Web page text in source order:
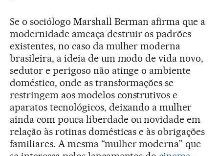
Se o sociólogo Marshall Berman afirma que a
modernidade ameaça destruir os padrões
existentes, no caso da mulher moderna
brasileira, a ideia de um modo de vida novo,
sedutor e perigoso não atinge o ambiente
doméstico, onde as transformações se
restringem aos modelos construtivos e
aparatos tecnológicos, deixando a mulher
ainda com pouca liberdade ou novidade em
relação às rotinas domésticas e às obrigações
familiares. A mesma “mulher moderna” que